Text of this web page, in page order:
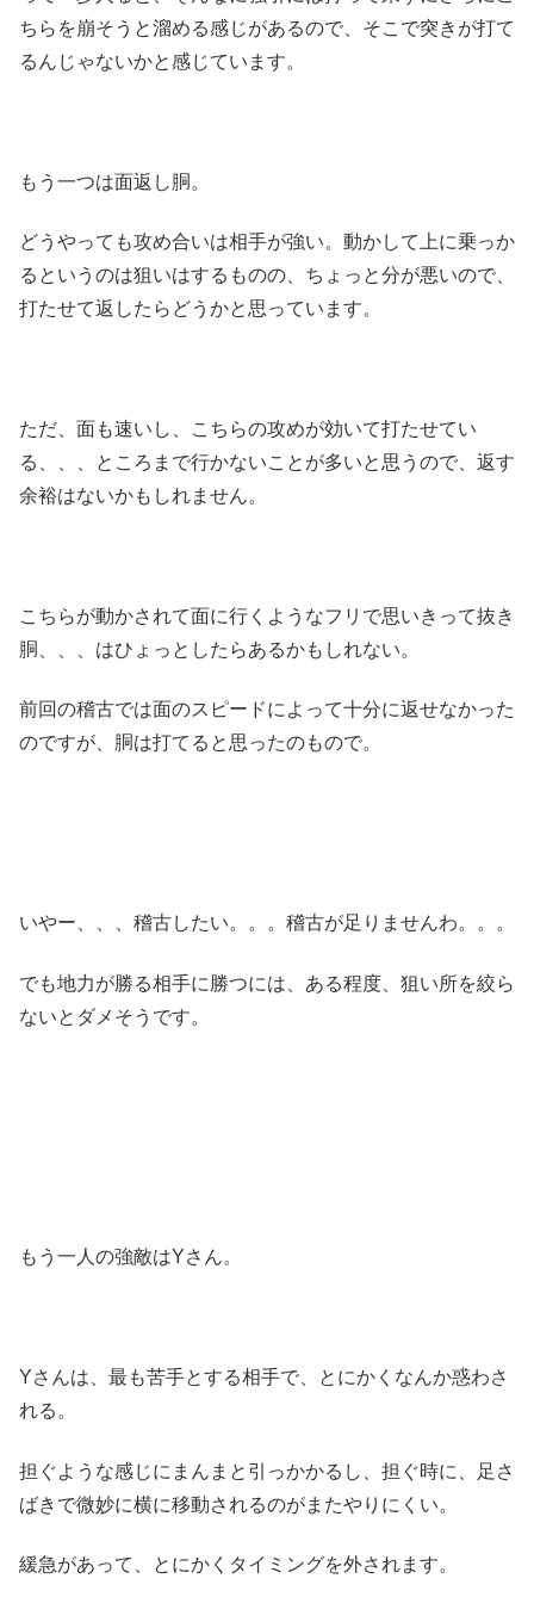
ちらを崩そうと溜める感じがあるので、そこで突きが打て
るんじゃないかと感じています。
もう一つは面返し胴。
どうやっても攻め合いは相手が強い。動かして上に乗っか
るというのは狙いはするものの、ちょっと分が悪いので、
打たせて返したらどうかと思っています。
ただ、面も速いし、こちらの攻めが効いて打たせてい
る、、、ところまで行かないことが多いと思うので、返す
余裕はないかもしれません。
こちらが動かされて面に行くようなフリで思いきって抜き
胴、、、はひょっとしたらあるかもしれない。
前回の稽古では面のスピードによって十分に返せなかった
のですが、胴は打てると思ったのもので。
いやー、、、稽古したい。。。稽古が足りませんわ。。。
でも地力が勝る相手に勝つには、ある程度、狙い所を絞ら
ないとダメそうです。
もう一人の強敵はYさん。
Yさんは、最も苦手とする相手で、とにかくなんか惑わさ
れる。
担ぐような感じにまんまと引っかかるし、担ぐ時に、足さ
ばきで微妙に横に移動されるのがまたやりにくい。
緩急があって、とにかくタイミングを外されます。